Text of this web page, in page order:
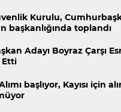
Kurulu,
başkanlığında toplandı
Adayı Boyraz Çarşı
Etti
başlıyor, Kayısı için